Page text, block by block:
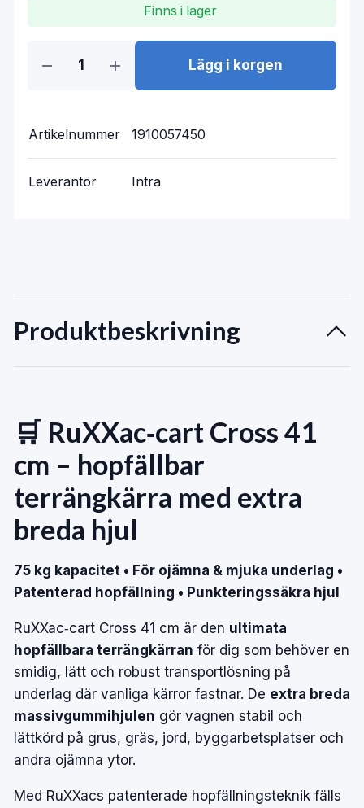
Finns i lager
Lägg i korgen
Artikelnummer 1910057450
Leverantör Intra
Produktbeskrivning
🛒 RuXXac‑cart Cross 41
cm – hopfällbar
terrängkärra med extra
breda hjul
75 kg kapacitet • För ojämna & mjuka underlag •
Patenterad hopfällning • Punkteringssäkra hjul
RuXXac‑cart Cross 41 cm är den ultimata
hopfällbara terrängkärran för dig som behöver en
smidig, lätt och robust transportlösning på
underlag där vanliga kärror fastnar. De extra breda
massivgummihjulen gör vagnen stabil och
lättkörd på grus, gräs, jord, byggarbetsplatser och
andra ojämna ytor.
Med RuXXacs patenterade hopfällningsteknik fälls